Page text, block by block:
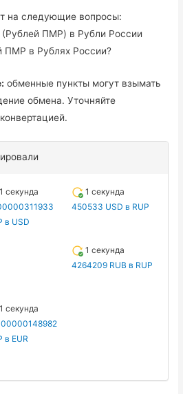
на следующие вопросы:
(Рублей ПМР) в Рубли России
ПМР в Рублях России?
обменные пункты могут взымать
обмена. Уточняйте
1 секунда
в USD
1 секунда
450533 USD в RUP
1 секунда
4264209 RUB в RUP
1 секунда
в EUR